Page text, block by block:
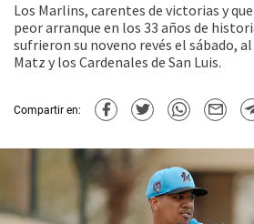
Los Marlins, carentes de victorias y
peor arranque en los 33 años de
sufrieron su noveno revés el sábado,
Matz y los Cardenales de San Luis.
Compartir en: